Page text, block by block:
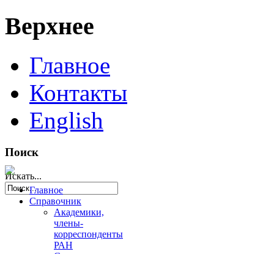
Верхнее
Главное
Контакты
English
Поиск
Искать...
Главное
Справочник
Академики,
члены-
корреспонденты
РАН